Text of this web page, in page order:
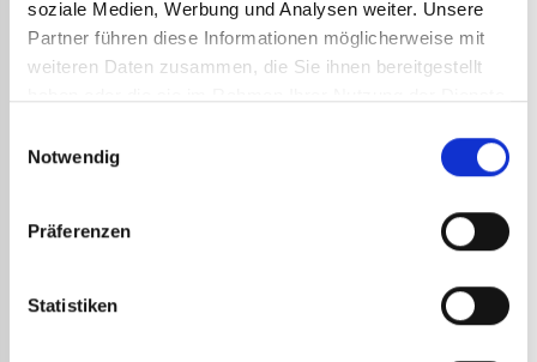
soziale Medien, Werbung und Analysen weiter. Unsere
Partner führen diese Informationen möglicherweise mit
weiteren Daten zusammen, die Sie ihnen bereitgestellt
Notwendig
Präferenzen
Statistiken
778